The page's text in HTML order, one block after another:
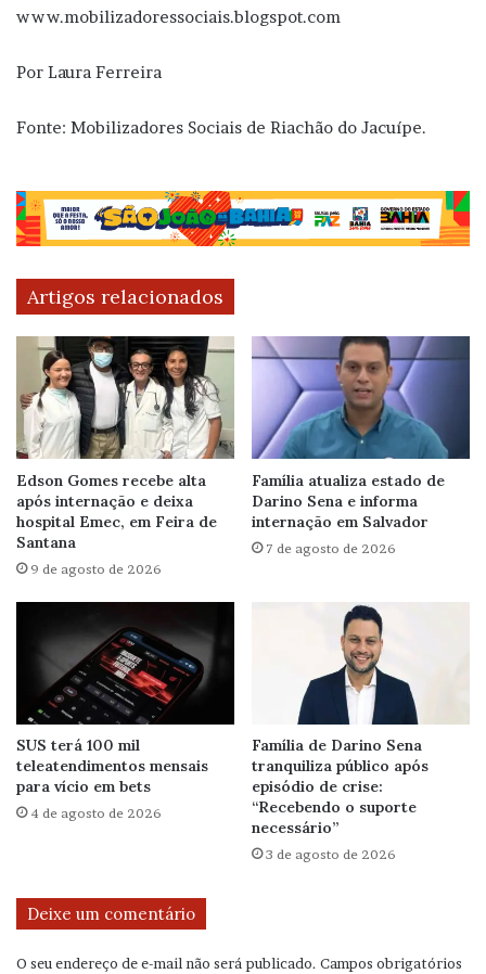
www.mobilizadoressociais.blogspot.com
Por Laura Ferreira
Fonte: Mobilizadores Sociais de Riachão do Jacuípe.
Artigos relacionados
Edson Gomes recebe alta
após internação e deixa
hospital Emec, em Feira de
Santana
9 de agosto de 2026
Família atualiza estado de
Darino Sena e informa
internação em Salvador
7 de agosto de 2026
SUS terá 100 mil
teleatendimentos mensais
para vício em bets
4 de agosto de 2026
Família de Darino Sena
tranquiliza público após
episódio de crise:
“Recebendo o suporte
necessário”
3 de agosto de 2026
Deixe um comentário
O seu endereço de e-mail não será publicado. Campos obrigatórios